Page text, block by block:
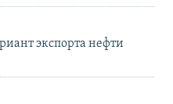
экспорта нефти